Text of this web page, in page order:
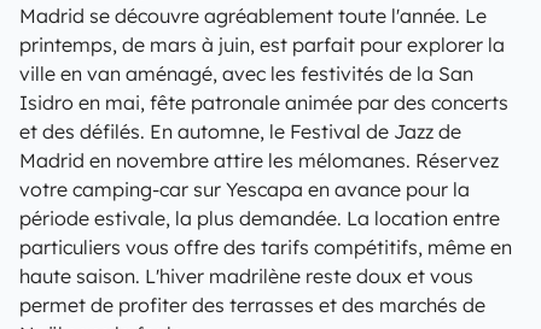
Madrid se découvre agréablement toute l'année. Le
printemps, de mars à juin, est parfait pour explorer la
ville en van aménagé, avec les festivités de la San
Isidro en mai, fête patronale animée par des concerts
et des défilés. En automne, le Festival de Jazz de
Madrid en novembre attire les mélomanes. Réservez
votre camping-car sur Yescapa en avance pour la
période estivale, la plus demandée. La location entre
particuliers vous offre des tarifs compétitifs, même en
haute saison. L'hiver madrilène reste doux et vous
permet de profiter des terrasses et des marchés de